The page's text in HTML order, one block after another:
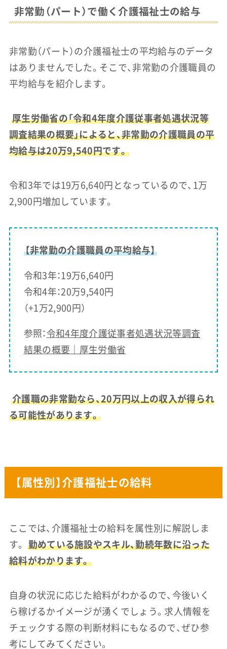
非常勤（パート）で働く介護福祉士の給与
非常勤（パート）の介護福祉士の平均給与のデータ
はありませんでした。そこで、非常勤の介護職員の
平均給与を紹介します。
厚生労働省の「令和4年度介護従事者処遇状況等
調査結果の概要」によると、非常勤の介護職員の平
均給与は20万9,540円です。
令和3年では19万6,640円となっているので、1万
2,900円増加しています。
【非常勤の介護職員の平均給与】
令和3年：19万6,640円
令和4年：20万9,540円
（+1万2,900円）
参照： 令和4年度介護従事者処遇状況等調査
結果の概要｜厚生労働省
介護職の非常勤なら、20万円以上の収入が得られ
る可能性があります。
【属性別】介護福祉士の給料
ここでは、介護福祉士の給料を属性別に解説しま
す。
勤めている施設やスキル、勤続年数に沿った
給料がわかります。
自身の状況に応じた給料がわかるので、今後いく
ら稼げるかイメージが湧くでしょう。求人情報を
チェックする際の判断材料にもなるので、ぜひ参
考にしてみてください。